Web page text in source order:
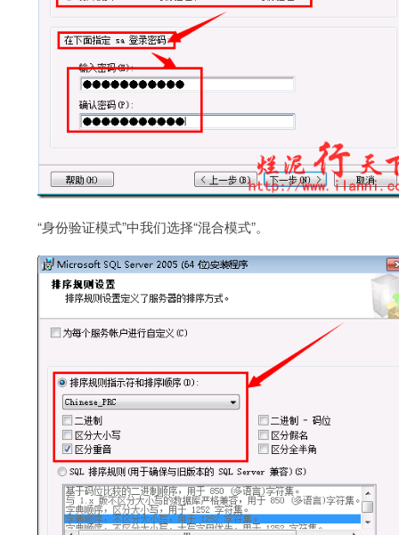
“身份验证模式”中我们选择“混合模式”。